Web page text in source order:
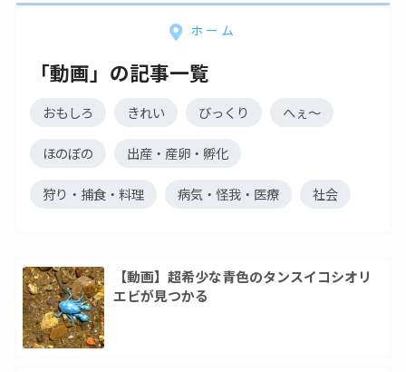
ホーム
「動画」の記事一覧
おもしろ きれい びっくり へぇ～
ほのぼの 出産・産卵・孵化
狩り・捕食・料理 病気・怪我・医療 社会
【動画】超希少な青色のタンスイコシオリ
エビが見つかる